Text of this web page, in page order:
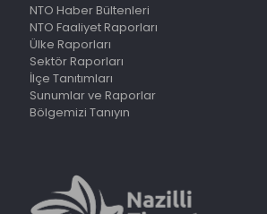
NTO Haber Bültenleri
NTO Faaliyet Raporları
Ülke Raporları
Sektör Raporları
İlçe Tanıtımları
Sunumlar ve Raporlar
Bölgemizi Tanıyın